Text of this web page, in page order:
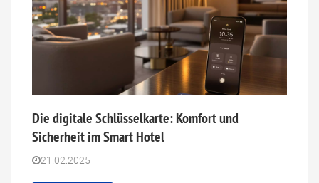
Die digitale Schlüsselkarte: Komfort und
Sicherheit im Smart Hotel
21.02.2025